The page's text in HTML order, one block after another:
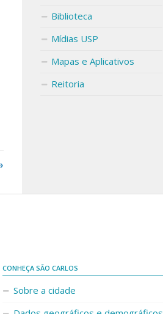
Biblioteca
Mídias USP
Mapas e Aplicativos
Reitoria
CONHEÇA SÃO CARLOS
Sobre a cidade